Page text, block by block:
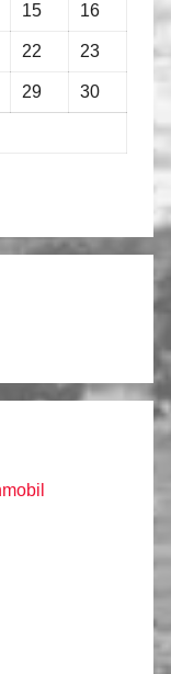
15 16
22 23
29 30